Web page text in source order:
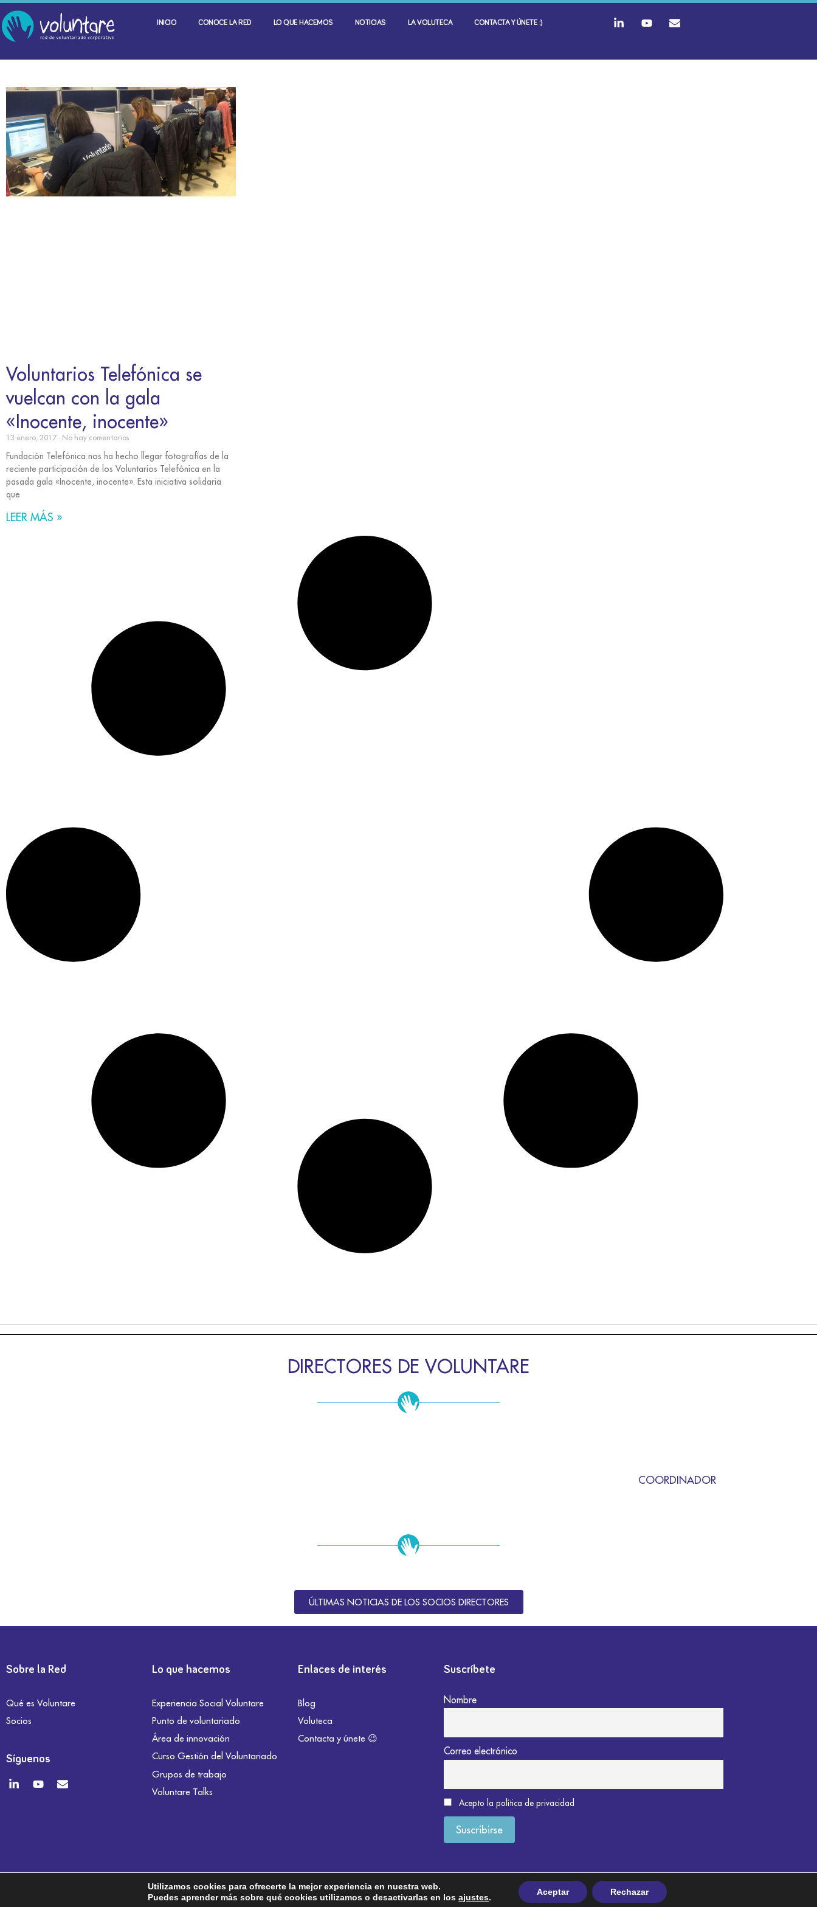
INICIO CONOCE LA RED LO QUE HACEMOS NOTICIAS LA VOLUTECA CONTACTA Y ÚNETE :)
Voluntarios Telefónica se
vuelcan con la gala
«Inocente, inocente»
13 enero, 2017 No hay comentarios
Fundación Telefónica nos ha hecho llegar fotografías de la
reciente participación de los Voluntarios Telefónica en la
pasada gala «Inocente, inocente». Esta iniciativa solidaria
que
LEER MÁS »
DIRECTORES DE VOLUNTARE
COORDINADOR
ÚLTIMAS NOTICIAS DE LOS SOCIOS DIRECTORES
Sobre la Red
Qué es Voluntare
Socios
Síguenos
Lo que hacemos
Experiencia Social Voluntare
Punto de voluntariado
Área de innovación
Curso Gestión del Voluntariado
Grupos de trabajo
Voluntare Talks
Enlaces de interés
Blog
Voluteca
Contacta y únete 😉
Suscríbete
Nombre
Correo electrónico
Acepto la política de privacidad
Política de privacidad Política de cookies
Utilizamos cookies para ofrecerte la mejor experiencia en nuestra web.
Puedes aprender más sobre qué cookies utilizamos o desactivarlas en losajustes.
Aceptar Rechazar